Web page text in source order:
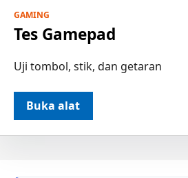
GAMING
Tes Gamepad
Uji tombol, stik, dan getaran
Buka alat